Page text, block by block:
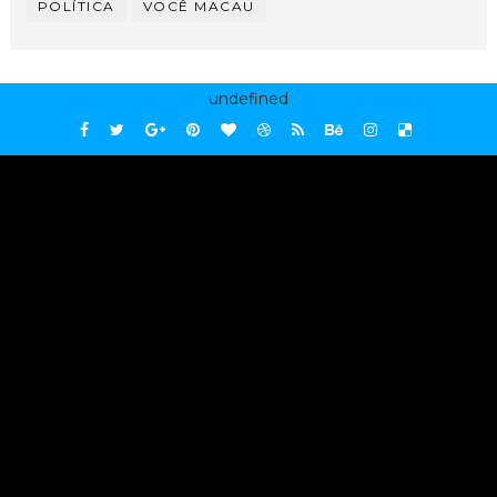
POLÍTICA VOCÊ MACAU
undefined